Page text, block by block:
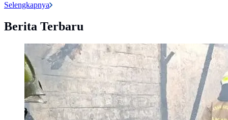
Selengkapnya
Berita Terbaru